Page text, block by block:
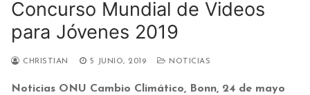
Concurso Mundial de Videos
para Jóvenes 2019
CHRISTIAN 5 JUNIO, 2019 NOTICIAS
Noticias ONU Cambio Climático, Bonn, 24 de mayo